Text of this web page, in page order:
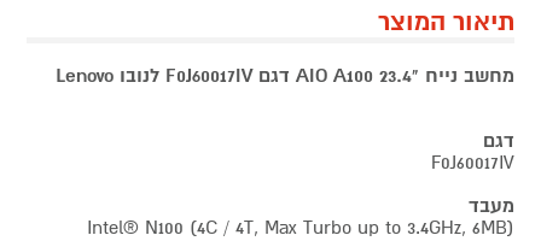
תיאור המוצר
מחשב נייח "23.4 AIO A100 דגם F0J60017IV לנובו Lenovo
דגם
F0J60017IV
מעבד
Intel® N100 (4C / 4T, Max Turbo up to 3.4GHz, 6MB)